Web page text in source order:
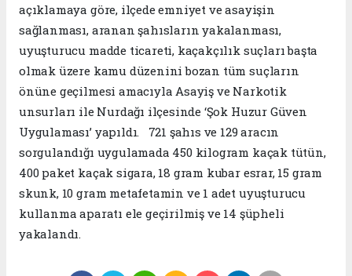
açıklamaya göre, ilçede emniyet ve asayişin
sağlanması, aranan şahısların yakalanması,
uyuşturucu madde ticareti, kaçakçılık suçları başta
olmak üzere kamu düzenini bozan tüm suçların
önüne geçilmesi amacıyla Asayiş ve Narkotik
unsurları ile Nurdağı ilçesinde ‘Şok Huzur Güven
Uygulaması’ yapıldı. 721 şahıs ve 129 aracın
sorgulandığı uygulamada 450 kilogram kaçak tütün,
400 paket kaçak sigara, 18 gram kubar esrar, 15 gram
skunk, 10 gram metafetamin ve 1 adet uyuşturucu
kullanma aparatı ele geçirilmiş ve 14 şüpheli
yakalandı.